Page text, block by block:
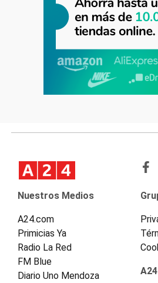
Nuestros Medios
A24.com
Primicias Ya
Radio La Red
FM Blue
Diario Uno Mendoza